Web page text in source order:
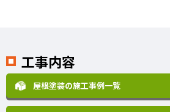
工事内容
屋根塗装の施工事例一覧